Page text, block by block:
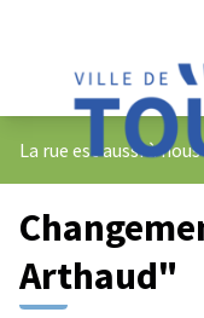
La rue est aussi à
Arthaud"